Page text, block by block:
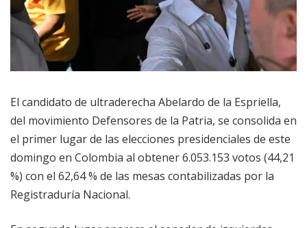
El candidato de ultraderecha Abelardo de la Espriella,
del movimiento Defensores de la Patria, se consolida en
el primer lugar de las elecciones presidenciales de este
domingo en Colombia al obtener 6.053.153 votos (44,21
%) con el 62,64 % de las mesas contabilizadas por la
Registraduría Nacional.